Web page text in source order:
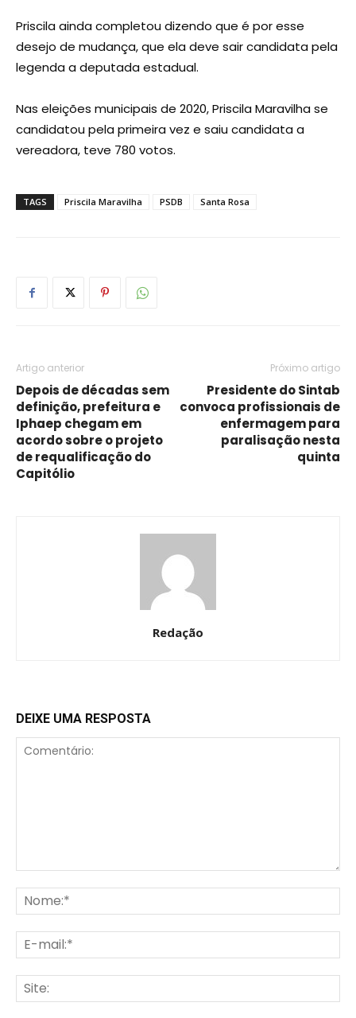
Priscila ainda completou dizendo que é por esse
desejo de mudança, que ela deve sair candidata pela
legenda a deputada estadual.
Nas eleições municipais de 2020, Priscila Maravilha se
candidatou pela primeira vez e saiu candidata a
vereadora, teve 780 votos.
TAGS Priscila Maravilha PSDB Santa Rosa
Artigo anterior
Depois de décadas sem
definição, prefeitura e
Iphaep chegam em
acordo sobre o projeto
de requalificação do
Capitólio
Próximo artigo
Presidente do Sintab
convoca profissionais de
enfermagem para
paralisação nesta
quinta
Redação
DEIXE UMA RESPOSTA